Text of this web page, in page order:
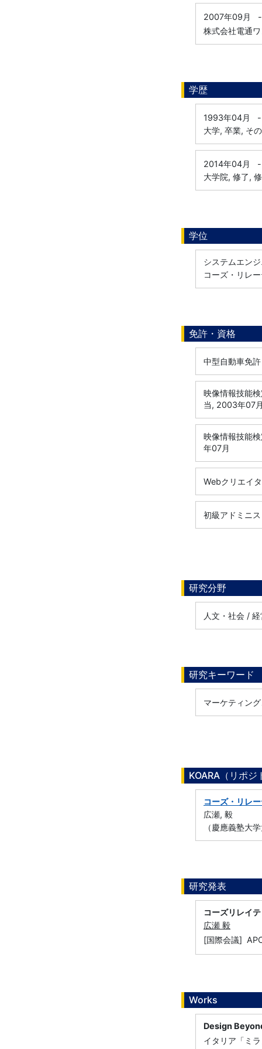
2007年09月
-
株式会社電通
学歴
1993年04月
-
大学, 卒業, そ
2014年04月
-
大学院, 修了,
学位
システムエン
コーズ・リレ
免許・資格
中型自動車免
映像情報技能
当, 2003年07
映像情報技能
年07月
Webクリエイ
初級アドミニ
研究分野
人文・社会 /
研究キーワード
マーケティン
KOARA（リポ
コーズ・リレ
広瀬, 毅
（慶應義塾大
研究発表
コーズリレイ
広瀬 毅
[国際会議]
Works
Design
イタリア「ミ